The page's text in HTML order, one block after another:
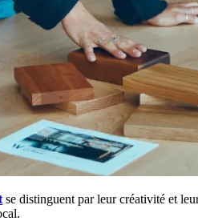
se distinguent par leur créativité et